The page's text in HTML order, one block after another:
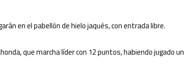
en el pabellón de hielo jaqués, con entrada libre.
que marcha líder con 12 puntos, habiendo jugado